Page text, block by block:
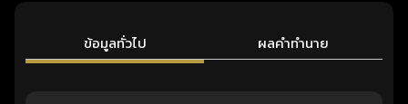
ข้อมูลทั่วไป ผลคำทำนาย